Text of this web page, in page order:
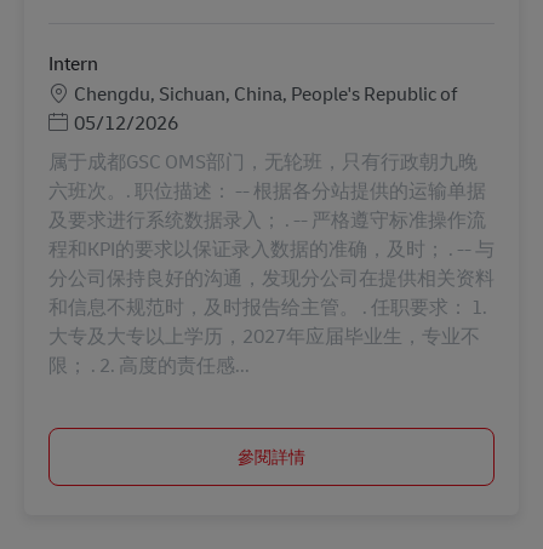
Intern
地點Chengdu, Sichuan, China, People's Republic of
Posted Date
05/12/2026
属于成都GSC OMS部门，无轮班，只有行政朝九晚
六班次。. 职位描述： -- 根据各分站提供的运输单据
及要求进行系统数据录入； . -- 严格遵守标准操作流
程和KPI的要求以保证录入数据的准确，及时； . -- 与
分公司保持良好的沟通，发现分公司在提供相关资料
和信息不规范时，及时报告给主管。 . 任职要求： 1.
大专及大专以上学历，2027年应届毕业生，专业不
限； . 2. 高度的责任感...
參閱詳情